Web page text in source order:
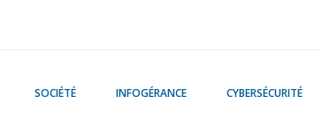
SOCIÉTÉ INFOGÉRANCE CYBERSÉCURITÉ